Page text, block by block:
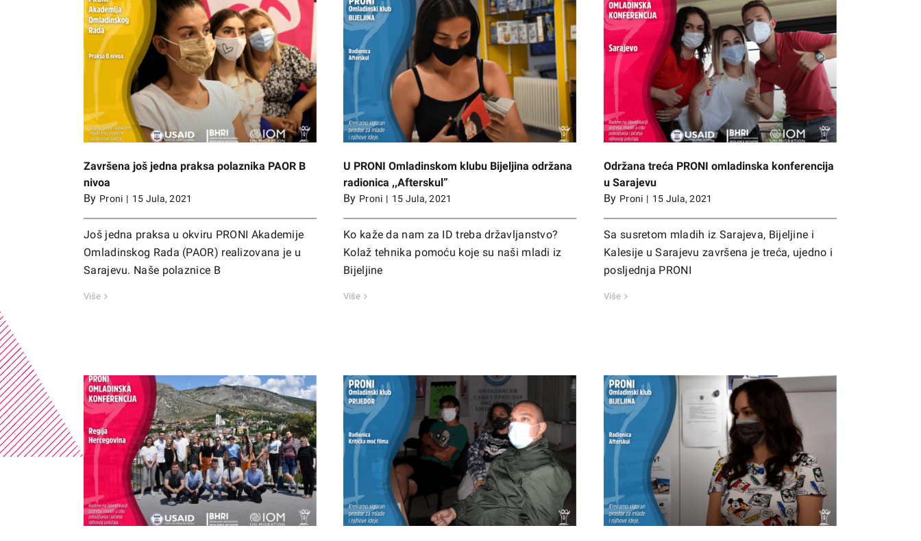
Završena još jedna praksa polaznika PAOR B
nivoa
By Proni | 15 Jula, 2021
Još jedna praksa u okviru PRONI Akademije
Omladinskog Rada (PAOR) realizovana je u
Sarajevu. Naše polaznice B
Više
U PRONI Omladinskom klubu Bijeljina održana
radionica ,,Afterskul”
U PRONI Omladinskom klubu Bijeljina održana
radionica ,,Afterskul”
By Proni | 15 Jula, 2021
Ko kaže da nam za ID treba državljanstvo?
Kolaž tehnika pomoću koje su naši mladi iz
Bijeljine
Više
Održana treća PRONI omladinska konferencija
u Sarajevu
Održana treća PRONI omladinska konferencija
u Sarajevu
By Proni | 15 Jula, 2021
Sa susretom mladih iz Sarajeva, Bijeljine i
Kalesije u Sarajevu završena je treća, ujedno i
posljednja PRONI
Više
u
U PRONI Omladinskom klubu Prijedor održane
radionice ,,Kritička moć filma”
U PRONI Omladinskom klubu Bijeljina održana
radionica ,,Afterskul”